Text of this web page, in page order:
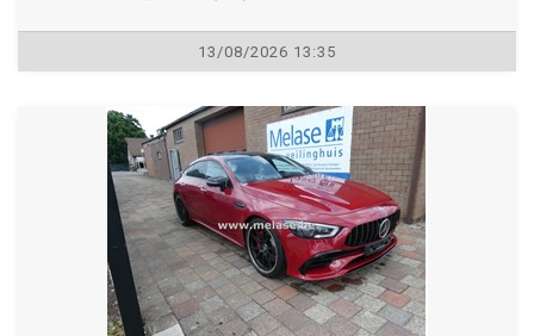
Huidig bod (21): 46.000 €excl. BTW
13/08/2026 13:35